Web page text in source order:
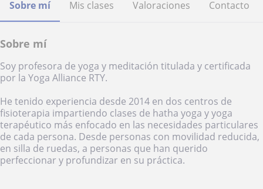
Sobre mí Mis clases Valoraciones Contacto
Sobre mí
Soy profesora de yoga y meditación titulada y certificada
por la Yoga Alliance RTY.
He tenido experiencia desde 2014 en dos centros de
fisioterapia impartiendo clases de hatha yoga y yoga
terapéutico más enfocado en las necesidades particulares
de cada persona. Desde personas con movilidad reducida,
en silla de ruedas, a personas que han querido
perfeccionar y profundizar en su práctica.